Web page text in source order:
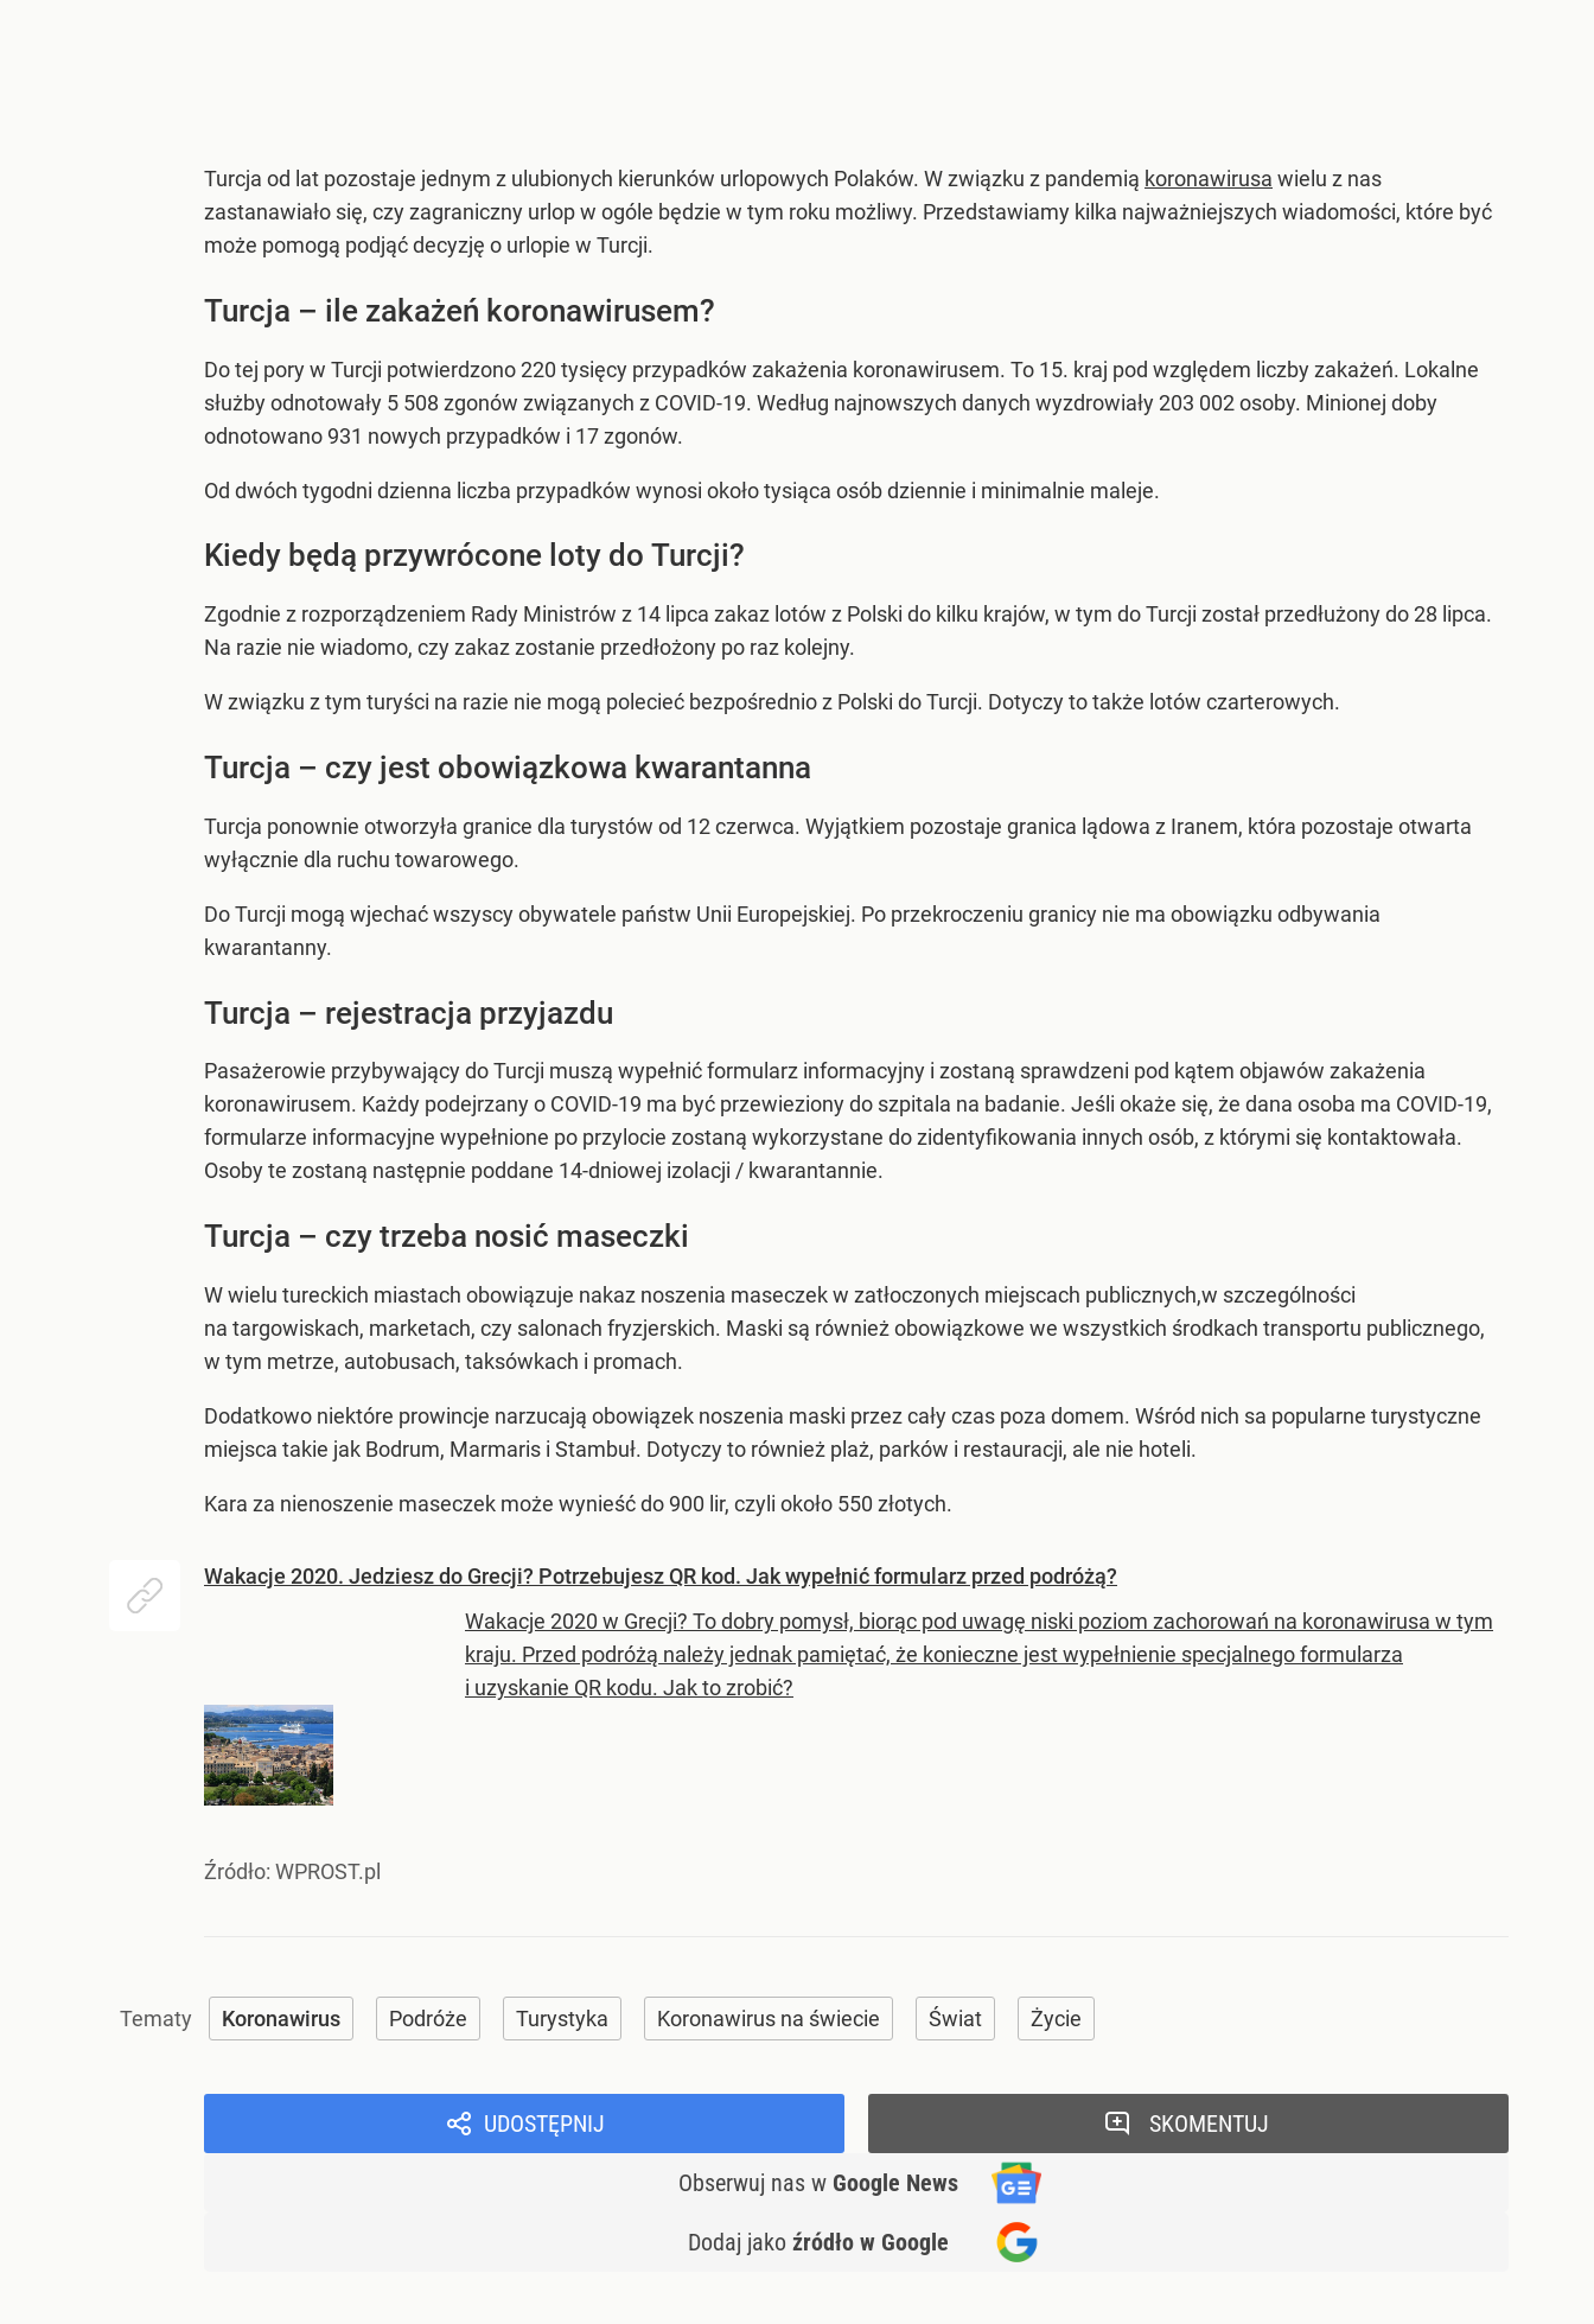
Turcja od lat pozostaje jednym z ulubionych kierunków urlopowych Polaków. W związku z pandemią koronawirusa wielu z nas
zastanawiało się, czy zagraniczny urlop w ogóle będzie w tym roku możliwy. Przedstawiamy kilka najważniejszych wiadomości, które być
może pomogą podjąć decyzję o urlopie w Turcji.
Turcja – ile zakażeń koronawirusem?
Do tej pory w Turcji potwierdzono 220 tysięcy przypadków zakażenia koronawirusem. To 15. kraj pod względem liczby zakażeń. Lokalne
służby odnotowały 5 508 zgonów związanych z COVID-19. Według najnowszych danych wyzdrowiały 203 002 osoby. Minionej doby
odnotowano 931 nowych przypadków i 17 zgonów.
Od dwóch tygodni dzienna liczba przypadków wynosi około tysiąca osób dziennie i minimalnie maleje.
Kiedy będą przywrócone loty do Turcji?
Zgodnie z rozporządzeniem Rady Ministrów z 14 lipca zakaz lotów z Polski do kilku krajów, w tym do Turcji został przedłużony do 28 lipca.
Na razie nie wiadomo, czy zakaz zostanie przedłożony po raz kolejny.
W związku z tym turyści na razie nie mogą polecieć bezpośrednio z Polski do Turcji. Dotyczy to także lotów czarterowych.
Turcja – czy jest obowiązkowa kwarantanna
Turcja ponownie otworzyła granice dla turystów od 12 czerwca. Wyjątkiem pozostaje granica lądowa z Iranem, która pozostaje otwarta
wyłącznie dla ruchu towarowego.
Do Turcji mogą wjechać wszyscy obywatele państw Unii Europejskiej. Po przekroczeniu granicy nie ma obowiązku odbywania
kwarantanny.
Turcja – rejestracja przyjazdu
Pasażerowie przybywający do Turcji muszą wypełnić formularz informacyjny i zostaną sprawdzeni pod kątem objawów zakażenia
koronawirusem. Każdy podejrzany o COVID-19 ma być przewieziony do szpitala na badanie. Jeśli okaże się, że dana osoba ma COVID-19,
formularze informacyjne wypełnione po przylocie zostaną wykorzystane do zidentyfikowania innych osób, z którymi się kontaktowała.
Osoby te zostaną następnie poddane 14-dniowej izolacji / kwarantannie.
Turcja – czy trzeba nosić maseczki
W wielu tureckich miastach obowiązuje nakaz noszenia maseczek w zatłoczonych miejscach publicznych,w szczególności
na targowiskach, marketach, czy salonach fryzjerskich. Maski są również obowiązkowe we wszystkich środkach transportu publicznego,
w tym metrze, autobusach, taksówkach i promach.
Dodatkowo niektóre prowincje narzucają obowiązek noszenia maski przez cały czas poza domem. Wśród nich sa popularne turystyczne
miejsca takie jak Bodrum, Marmaris i Stambuł. Dotyczy to również plaż, parków i restauracji, ale nie hoteli.
Kara za nienoszenie maseczek może wynieść do 900 lir, czyli około 550 złotych.
Wakacje 2020. Jedziesz do Grecji? Potrzebujesz QR kod. Jak wypełnić formularz przed podróżą?
Wakacje 2020 w Grecji? To dobry pomysł, biorąc pod uwagę niski poziom zachorowań na koronawirusa w tym
kraju. Przed podróżą należy jednak pamiętać, że konieczne jest wypełnienie specjalnego formularza
i uzyskanie QR kodu. Jak to zrobić?
Źródło: WPROST.pl
Koronawirus Podróże Turystyka Koronawirus na świecie Świat Życie
UDOSTĘPNIJ
Obserwuj nas w Google News
Dodaj jako źródło w Google
SKOMENTUJ